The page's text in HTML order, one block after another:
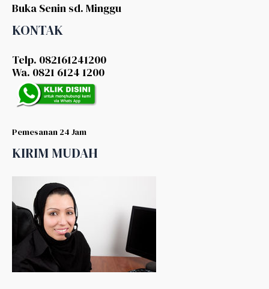
Buka Senin sd. Minggu
KONTAK
Telp. 082161241200
Wa. 0821 6124 1200
Pemesanan 24 Jam
KIRIM MUDAH